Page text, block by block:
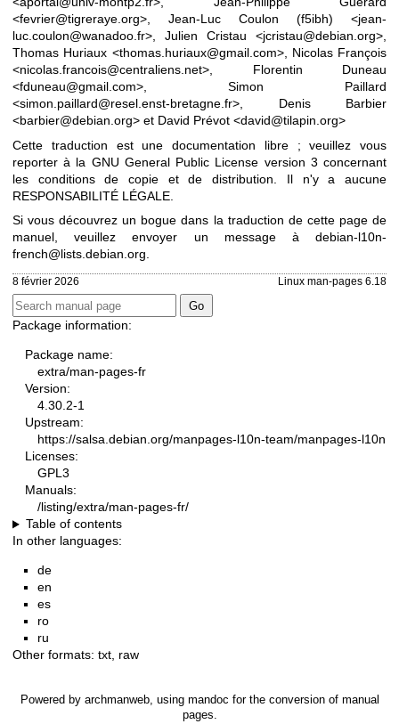
<fevrier@tigreraye.org>, Jean-Luc Coulon (f5ibh) <jean-
luc.coulon@wanadoo.fr>, Julien Cristau <jcristau@debian.org>,
Thomas Huriaux <thomas.huriaux@gmail.com>, Nicolas François
<nicolas.francois@centraliens.net>, Florentin Duneau
<fduneau@gmail.com>, Simon Paillard
<simon.paillard@resel.enst-bretagne.fr>, Denis Barbier
<barbier@debian.org> et David Prévot <david@tilapin.org>
Cette traduction est une documentation libre ; veuillez vous
reporter à la GNU General Public License version 3 concernant
les conditions de copie et de distribution. Il n'y a aucune
RESPONSABILITÉ LÉGALE.
Si vous découvrez un bogue dans la traduction de cette page de
manuel, veuillez envoyer un message à debian-l10n-
french@lists.debian.org
8 février 2026 Linux man-pages 6.18
Package information:
Package name:
extra/man-pages-fr
Version:
4.30.2-1
Upstream:
https://salsa.debian.org/manpages-l10n-team/manpages-l10n
Licenses:
GPL3
Manuals:
/listing/extra/man-pages-fr/
Table of contents
In other languages:
de
en
es
ro
ru
Other formats: txt, raw
Powered by archmanweb, using mandoc for the conversion of manual
pages.